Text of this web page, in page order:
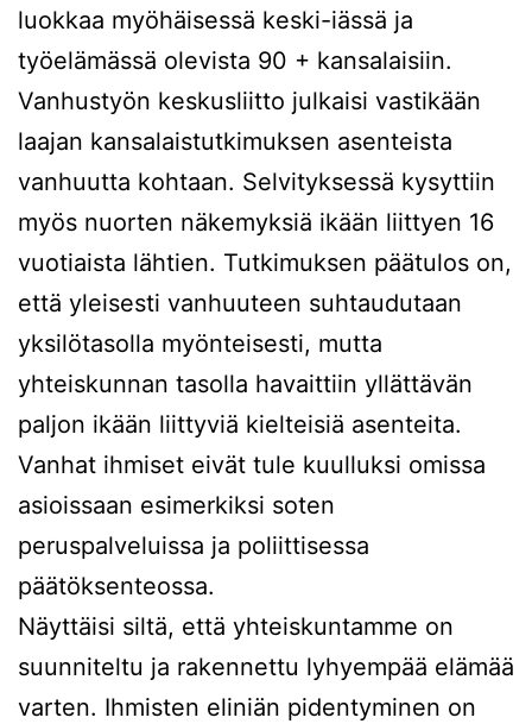
luokkaa myöhäisessä keski-iässä ja
työelämässä olevista 90 + kansalaisiin.
Vanhustyön keskusliitto julkaisi vastikään
laajan kansalaistutkimuksen asenteista
vanhuutta kohtaan. Selvityksessä kysyttiin
myös nuorten näkemyksiä ikään liittyen 16
vuotiaista lähtien. Tutkimuksen päätulos on,
että yleisesti vanhuuteen suhtaudutaan
yksilötasolla myönteisesti, mutta
yhteiskunnan tasolla havaittiin yllättävän
paljon ikään liittyviä kielteisiä asenteita.
Vanhat ihmiset eivät tule kuulluksi omissa
asioissaan esimerkiksi soten
peruspalveluissa ja poliittisessa
päätöksenteossa.
Näyttäisi siltä, että yhteiskuntamme on
suunniteltu ja rakennettu lyhyempää elämää
varten. Ihmisten eliniän pidentyminen on